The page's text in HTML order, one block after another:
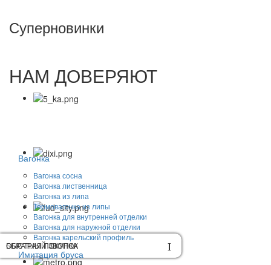
Суперновинки
НАМ ДОВЕРЯЮТ
Вагонка
Вагонка сосна
Вагонка лиственница
Вагонка из липа
Термовагонка из липы
Вагонка для внутренней отделки
Вагонка для наружной отделки
Вагонка карельский профиль
Имитация бруса
ОБРАТНЫЙ ЗВОНОК
БЫСТРАЯ ПОКУПКА